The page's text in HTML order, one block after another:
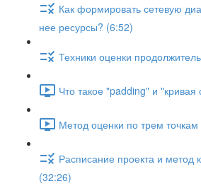
Как формировать сетевую
нее ресурсы? (6:52)
Техники оценки
Что такое "padding" и
Метод оценки по трем
Расписание проекта и метод
(32:26)